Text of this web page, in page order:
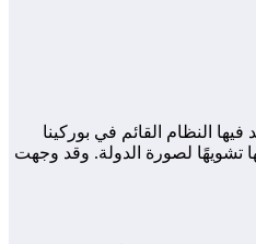
انجيم يوم 13 نوفمبر بعد تصريحاته الأخيرة التي انتقد فيها النظام القائم في بوركينا
تشويهًا لصورة الدولة. وقد وجهت